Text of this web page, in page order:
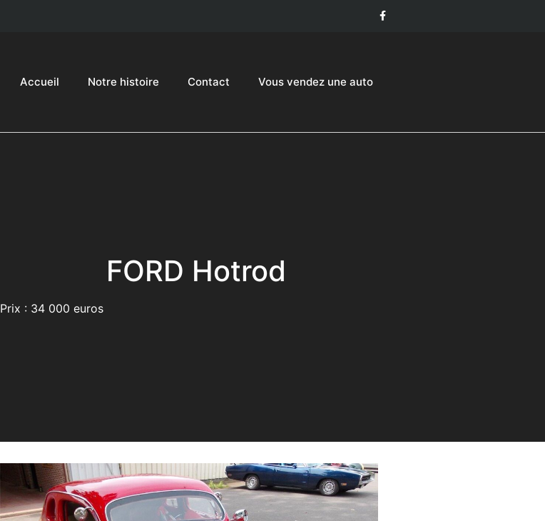
Accueil Notre histoire Contact Vous vendez une auto
FORD Hotrod
Prix : 34 000 euros